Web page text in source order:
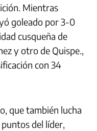
Mientras
goleado por 3-0
cusqueña de
y otro de Quispe.,
con 34
que también lucha
del líder,